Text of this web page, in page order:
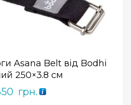
Asana Belt від Bodhi
250×3.8 см
грн.